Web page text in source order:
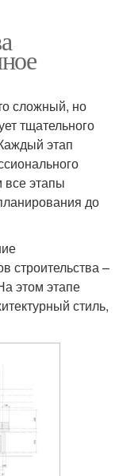
сложный, но
тщательного
этап
все этапы
до
строительства –
этом этапе
стиль,